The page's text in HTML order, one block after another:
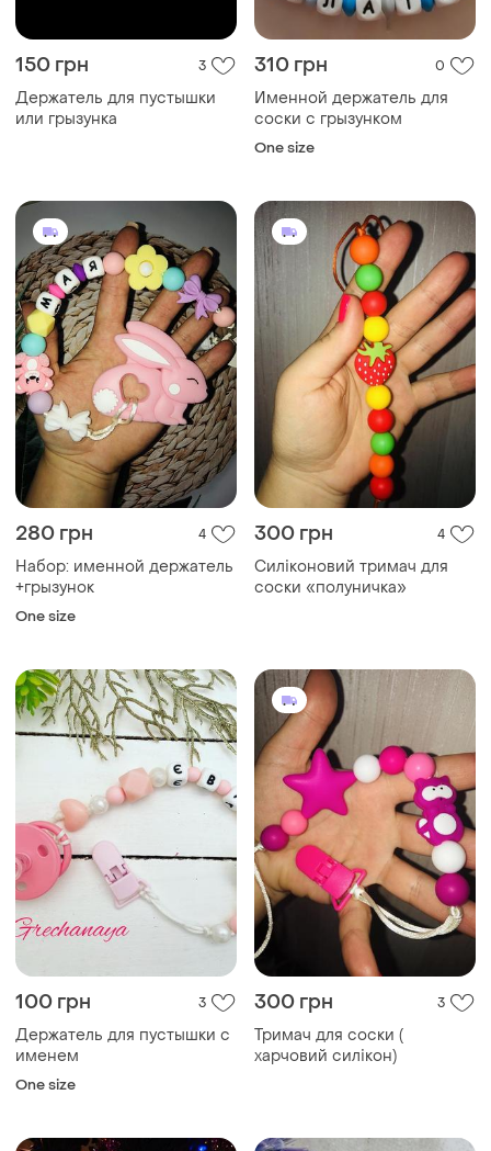
150 грн 3
Держатель для пустышки
или грызунка
310 грн 0
Именной держатель для
соски с грызунком
One size
280 грн 4
Набор: именной держатель
+грызунок
One size
300 грн 4
Силіконовий тримач для
соски «полуничка»
100 грн 3
Держатель для пустышки с
именем
One size
300 грн 3
Тримач для соски (
харчовий силікон)